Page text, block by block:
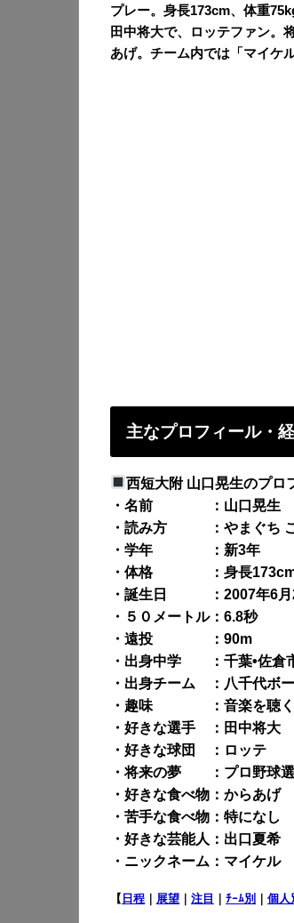
プレー。身長173cm、体重
田中将大で、ロッテファン。
あげ。チーム内では「マイケ
主なプロフィール・
西短大附 山口晃生のプロ
・名前 ：山口晃生
・読み方 ：やまぐち
・学年 ：新3年
・体格 ：身長173cm
・誕生日 ：2007年6月
・５０メートル：6.8秒
・遠投 ：90m
・出身中学 ：千葉•佐倉
・出身チーム ：八千代ボ
・趣味 ：音楽を聴く
・好きな選手 ：田中将大
・好きな球団 ：ロッテ
・将来の夢 ：プロ野球
・好きな食べ物：からあげ
・苦手な食べ物：特になし
・好きな芸能人：出口夏希
・ニックネーム：マイケル
【 日程 展望 注目 ﾁｰﾑ別 個人